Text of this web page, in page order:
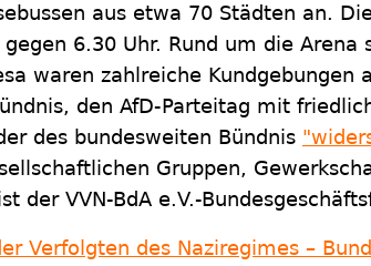
aus etwa 70 Städten an.
6.30 Uhr. Rund um die Arena
waren zahlreiche Kundgebungen
den AfD-Parteitag mit
des bundesweiten Bündnis
Gruppen,
der VVN-BdA e.V.-
Verfolgten des Naziregimes –